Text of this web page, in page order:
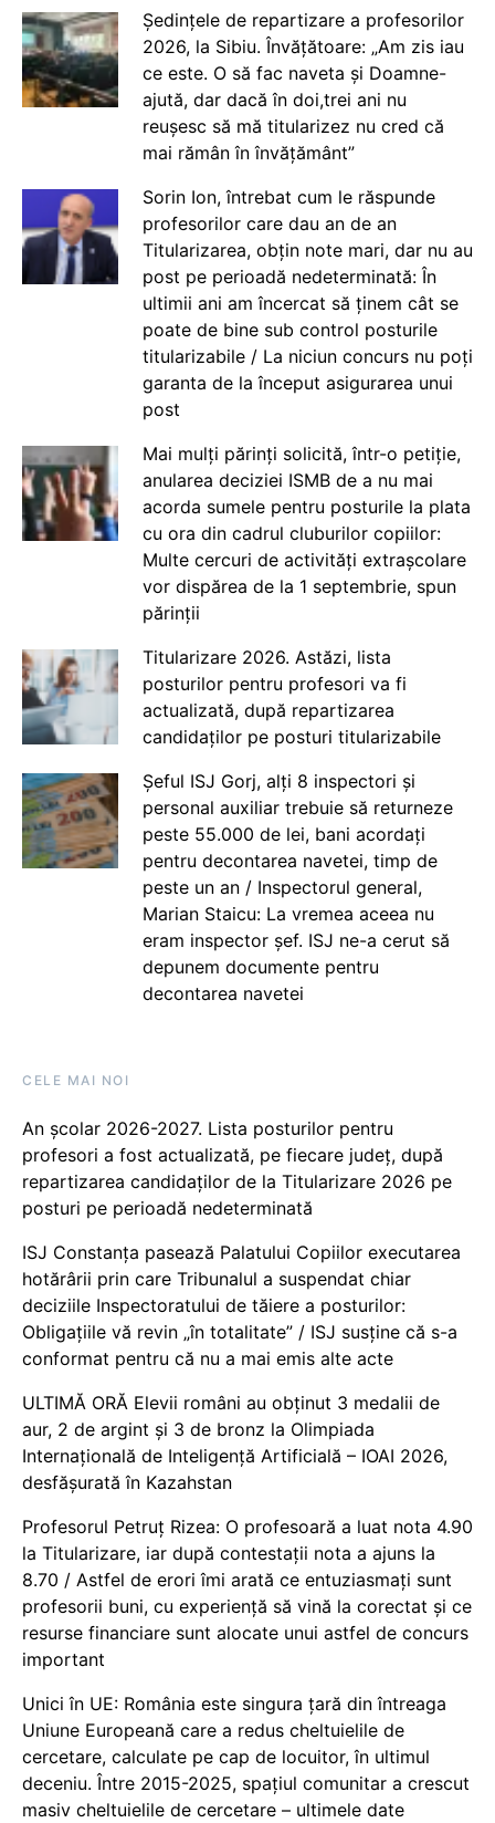
Ședințele de repartizare a profesorilor
2026, la Sibiu. Învățătoare: „Am zis iau
ce este. O să fac naveta și Doamne-
ajută, dar dacă în doi,trei ani nu
reușesc să mă titularizez nu cred că
mai rămân în învățământ”
Sorin Ion, întrebat cum le răspunde
profesorilor care dau an de an
Titularizarea, obțin note mari, dar nu au
post pe perioadă nedeterminată: În
ultimii ani am încercat să ținem cât se
poate de bine sub control posturile
titularizabile / La niciun concurs nu poți
garanta de la început asigurarea unui
post
Mai mulți părinți solicită, într-o petiție,
anularea deciziei ISMB de a nu mai
acorda sumele pentru posturile la plata
cu ora din cadrul cluburilor copiilor:
Multe cercuri de activități extrașcolare
vor dispărea de la 1 septembrie, spun
părinții
Titularizare 2026. Astăzi, lista
posturilor pentru profesori va fi
actualizată, după repartizarea
candidaților pe posturi titularizabile
Șeful ISJ Gorj, alți 8 inspectori și
personal auxiliar trebuie să returneze
peste 55.000 de lei, bani acordați
pentru decontarea navetei, timp de
peste un an / Inspectorul general,
Marian Staicu: La vremea aceea nu
eram inspector șef. ISJ ne-a cerut să
depunem documente pentru
decontarea navetei
CELE MAI NOI
An școlar 2026-2027. Lista posturilor pentru
profesori a fost actualizată, pe fiecare județ, după
repartizarea candidaților de la Titularizare 2026 pe
posturi pe perioadă nedeterminată
ISJ Constanța pasează Palatului Copiilor executarea
hotărârii prin care Tribunalul a suspendat chiar
deciziile Inspectoratului de tăiere a posturilor:
Obligațiile vă revin „în totalitate” / ISJ susține că s-a
conformat pentru că nu a mai emis alte acte
ULTIMĂ ORĂ Elevii români au obținut 3 medalii de
aur, 2 de argint și 3 de bronz la Olimpiada
Internațională de Inteligență Artificială – IOAI 2026,
desfășurată în Kazahstan
Profesorul Petruț Rizea: O profesoară a luat nota 4.90
la Titularizare, iar după contestații nota a ajuns la
8.70 / Astfel de erori îmi arată ce entuziasmați sunt
profesorii buni, cu experiență să vină la corectat și ce
resurse financiare sunt alocate unui astfel de concurs
important
Unici în UE: România este singura țară din întreaga
Uniune Europeană care a redus cheltuielile de
cercetare, calculate pe cap de locuitor, în ultimul
deceniu. Între 2015-2025, spațiul comunitar a crescut
masiv cheltuielile de cercetare – ultimele date